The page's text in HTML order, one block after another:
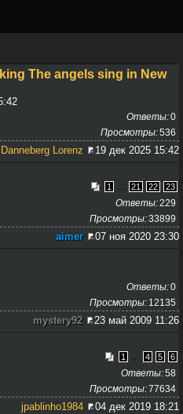
The angels sing in New
0
Ответы
536
Просмотры
Danneberg Lorenz 19 дек 2025 15:42
1 ... 21 22 23
229
Ответы
33899
Просмотры
aimer 07 ноя 2020 23:30
0
Ответы
12135
Просмотры
mystery92 23 май 2009 11:26
1 ... 4 5 6
58
Ответы
77634
Просмотры
jpablinho1984 04 дек 2019 18:21